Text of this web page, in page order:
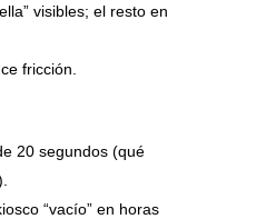
visibles; el resto en
fricción.
20 segundos (qué
“vacío” en horas